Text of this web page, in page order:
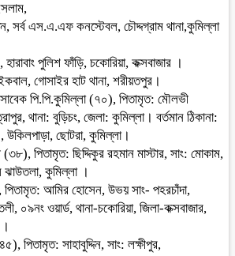
সর্ব এস.এ.এফ কনস্টেবল, চৌদ্দগ্রাম থানা,কুমিল্লা
পুলিশ ফাঁড়ি, চকোরিয়া, কক্সবাজার ।
গোসাইর হাট থানা, শরীয়তপুর।
পি.পি.কুমিল্লা (৭০), পিতামৃত: মৌলভী
থানা: বুড়িচং, জেলা: কুমিল্লা। বর্তমান ঠিকানা:
ছোটরা, কুমিল্লা।
পিতামৃত: ছিদ্দিকুর রহমান মাস্টার, সাং: মোকাম,
ঝাউতলা, কুমিল্লা ।
আমির হোসেন, উভয় সাং- পহরচাঁদা,
০৯নং ওয়ার্ড, থানা-চকোরিয়া, জিলা-কক্সবাজার,
পিতামৃত: সাহাবুদ্দিন, সাং: লক্ষীপুর,